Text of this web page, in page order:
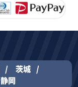
茨城
静岡